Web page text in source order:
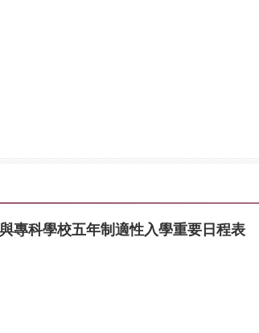
專科學校五年制適性入學重要日程表